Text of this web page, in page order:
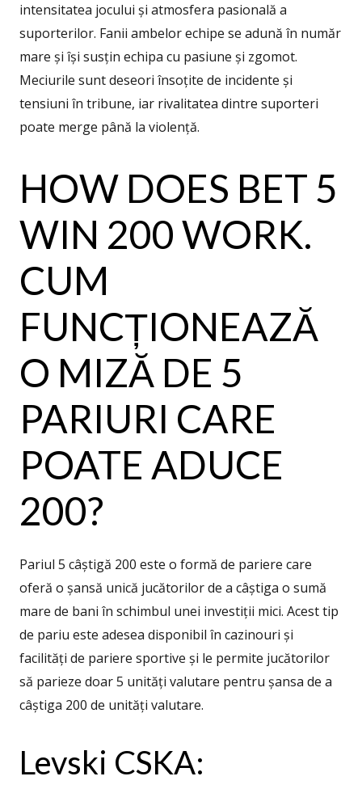
intensitatea jocului și atmosfera pasională a
suporterilor. Fanii ambelor echipe se adună în număr
mare și își susțin echipa cu pasiune și zgomot.
Meciurile sunt deseori însoțite de incidente și
tensiuni în tribune, iar rivalitatea dintre suporteri
poate merge până la violență.
HOW DOES BET 5
WIN 200 WORK.
CUM
FUNCȚIONEAZĂ
O MIZĂ DE 5
PARIURI CARE
POATE ADUCE
200?
Pariul 5 câștigă 200 este o formă de pariere care
oferă o șansă unică jucătorilor de a câștiga o sumă
mare de bani în schimbul unei investiții mici. Acest tip
de pariu este adesea disponibil în cazinouri și
facilități de pariere sportive și le permite jucătorilor
să parieze doar 5 unități valutare pentru șansa de a
câștiga 200 de unități valutare.
Levski CSKA: